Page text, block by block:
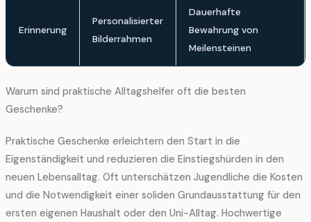
Erinnerung
Personalisierter
Bilderrahmen
Dauerhafte
Bewahrung von
Meilensteinen
Warum sind praktische Alltagshelfer oft die besten
Geschenke?
Praktische Geschenke erleichtern den Start in die
Eigenständigkeit und reduzieren die Einstiegshürden in den
neuen Lebensalltag. Oft unterschätzen Jugendliche die Kosten
und die Notwendigkeit einer soliden Grundausstattung für den
ersten eigenen Haushalt oder den Uni-Alltag. Hochwertige